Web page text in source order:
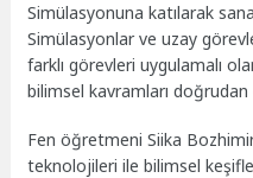
Simülasyonuna katılarak
Simülasyonlar ve uzay
farklı görevleri uygulamalı
bilimsel kavramları
Fen öğretmeni Siika
teknolojileri ile bilimsel